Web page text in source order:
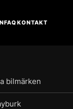
FAQKONTAKT
bilmärken